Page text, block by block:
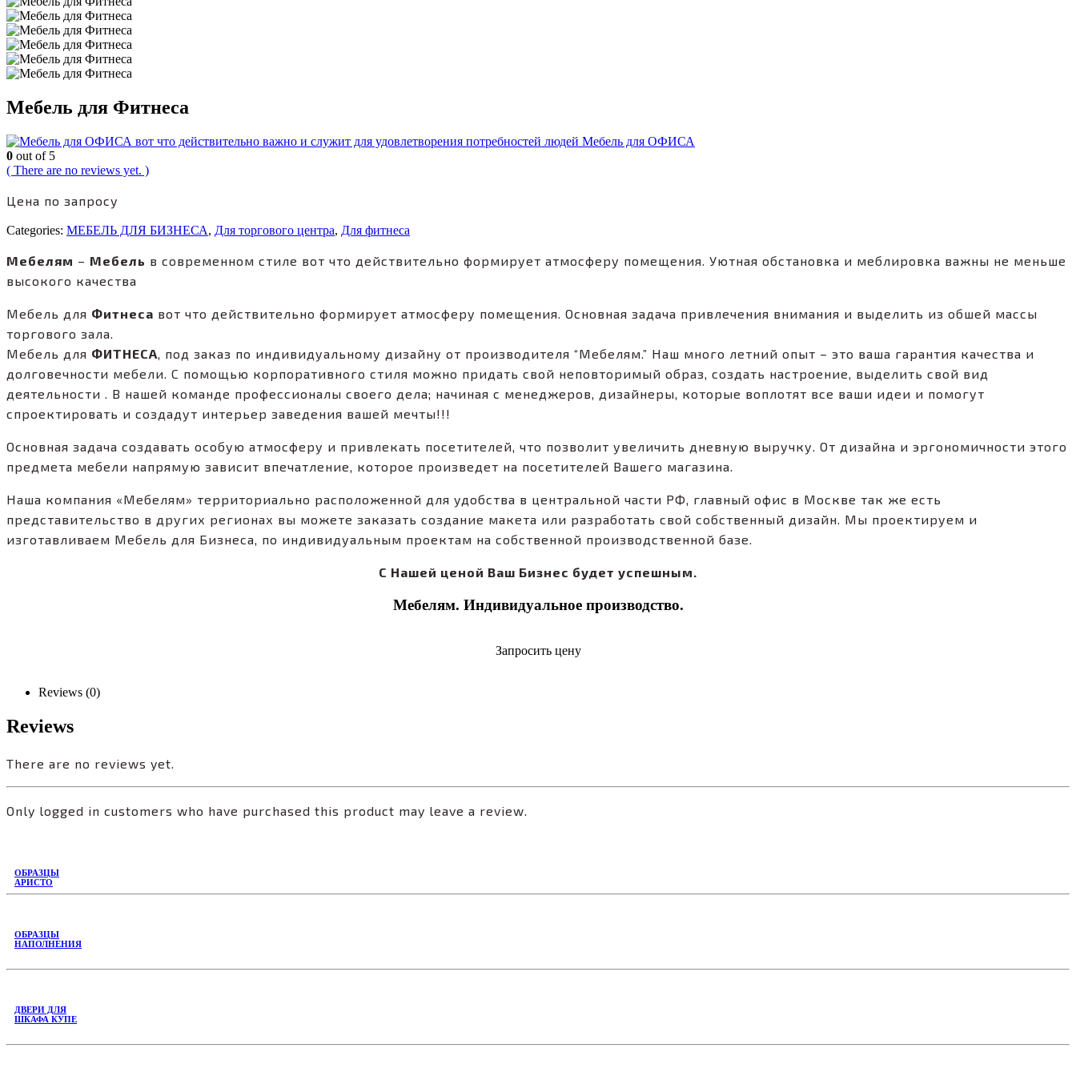
Мебель для Фитнеса
Мебель для ОФИСА
0 out of 5
( There are no reviews yet. )
Цена по запросу
Categories: МЕБЕЛЬ ДЛЯ БИЗНЕСА, Для торгового центра, Для фитнеса
Мебелям – Мебель в современном стиле вот что действительно формирует атмосферу помещения. Уютная обстановка и меблировка важны не меньше
высокого качества
Мебель для Фитнеса вот что действительно формирует атмосферу помещения. Основная задача привлечения внимания и выделить из обшей массы
торгового зала.
Мебель для ФИТНЕСА , под заказ по индивидуальному дизайну от производителя “Мебелям.” Наш много летний опыт – это ваша гарантия качества и
долговечности мебели. С помощью корпоративного стиля можно придать свой неповторимый образ, создать настроение, выделить свой вид
деятельности . В нашей команде профессионалы своего дела; начиная с менеджеров, дизайнеры, которые воплотят все ваши идеи и помогут
спроектировать и создадут интерьер заведения вашей мечты!!!
Основная задача создавать особую атмосферу и привлекать посетителей, что позволит увеличить дневную выручку. От дизайна и эргономичности этого
предмета мебели напрямую зависит впечатление, которое произведет на посетителей Вашего магазина.
Наша компания «Мебелям» территориально расположенной для удобства в центральной части РФ, главный офис в Москве так же есть
представительство в других регионах вы можете заказать создание макета или разработать свой собственный дизайн. Мы проектируем и
изготавливаем Мебель для Бизнеса, по индивидуальным проектам на собственной производственной базе.
С Нашей ценой Ваш Бизнес будет успешным.
Мебелям. Индивидуальное производство.
Запросить цену
Reviews (0)
Reviews
There are no reviews yet.
Only logged in customers who have purchased this product may leave a review.
ОБРАЗЦЫ
АРИСТО
ОБРАЗЦЫ
НАПОЛНЕНИЯ
ДВЕРИ ДЛЯ
ШКАФА КУПЕ